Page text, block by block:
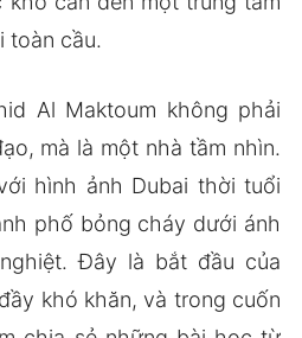
toàn cầu.
Al Maktoum không phải
mà là một nhà tầm nhìn.
hình ảnh Dubai thời tuổi
phố bỏng cháy dưới ánh
Đây là bắt đầu của
khó khăn, và trong cuốn